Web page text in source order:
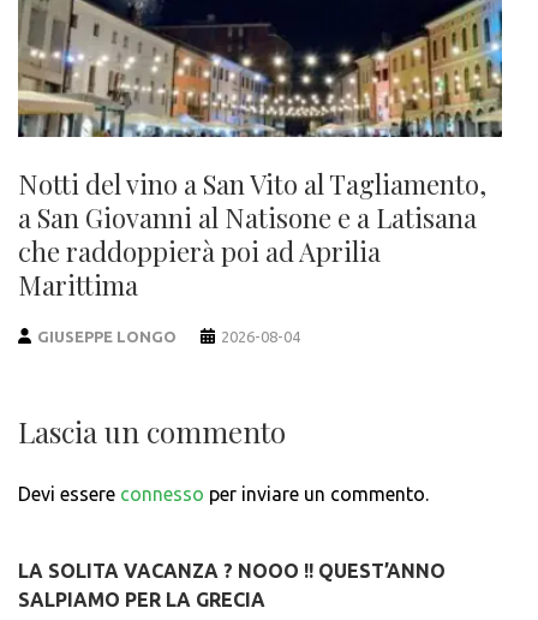
Notti del vino a San Vito al Tagliamento,
a San Giovanni al Natisone e a Latisana
che raddoppierà poi ad Aprilia
Marittima
GIUSEPPE LONGO 2026-08-04
Lascia un commento
Devi essere connesso per inviare un commento.
LA SOLITA VACANZA ? NOOO !! QUEST’ANNO
SALPIAMO PER LA GRECIA